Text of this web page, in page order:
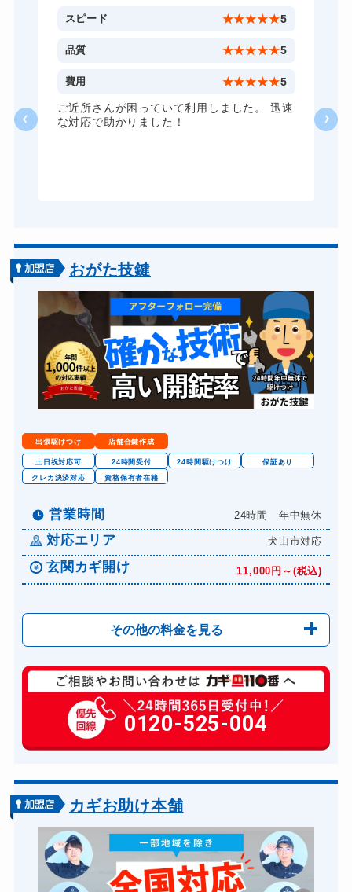
金庫カギ修理 11,000円～(税込)
金庫カギ交換 11,000円～(税込)
10,780円～(税込)
ドアノブカギ交換 11,000円～(税込)
スピード ★★★★★5
品質 ★★★★★5
費用 ★★★★★5
ご近所さんが困っていて利用しました。 迅速
な対応で助かりました！
おがた技鍵
出張駆けつけ 店舗合鍵作成
土日祝対応可 24時間受付 24時間駆けつけ
保証あり
クレカ決済対応
資格保有者在籍
営業時間 24時間 年中無休
対応エリア 犬山市対応
玄関カギ開け 11,000円～(税込)
その他の料金を見る
玄関カギ開け 11,000円～(税込)
玄関カギ修理 6,600円～(税込)
玄関カギ作成 14,300円～(税込)
車カギ開け
バイクカギ開け 13,200円～(税込)
バイクカギ作成 16,500円～(税込)
金庫カギ開け 14,300円～(税込)
0120-525-004
カギお助け本舗